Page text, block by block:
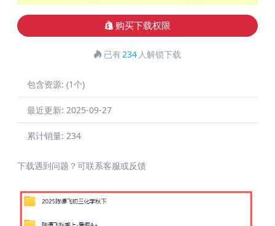
购买下载权限
已有234 人解锁下载
包含资源: (1个)
最近更新: 2025-09-27
累计销量: 234
下载遇到问题？可联系客服或反馈